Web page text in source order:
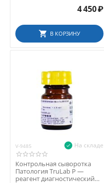
4 450₽
В КОРЗИНУ
V-9485 На складе
Контрольная сыворотка
Патология TruLab P —
реагент диагностический